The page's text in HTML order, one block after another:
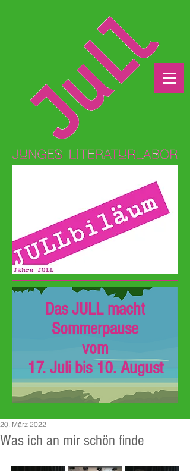
Das JULL macht
Sommerpause
vom
17. Juli bis 10. August
Was ich an mir schön finde
20. März 2022